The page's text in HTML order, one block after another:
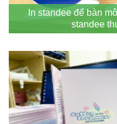
In standee để bàn
standee